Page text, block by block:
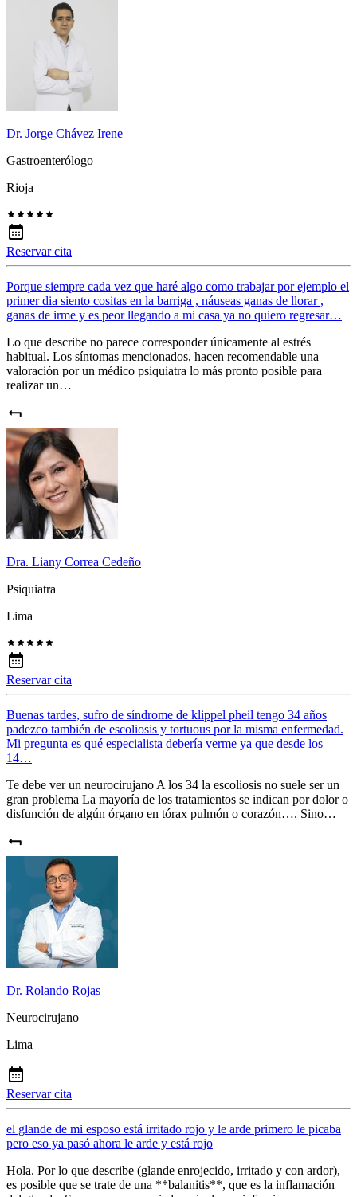
Dr. Jorge Chávez Irene
Gastroenterólogo
Rioja
Reservar cita
Porque siempre cada vez que haré algo como trabajar por ejemplo el
primer dia siento cositas en la barriga , náuseas ganas de llorar ,
ganas de irme y es peor llegando a mi casa ya no quiero regresar…
Lo que describe no parece corresponder únicamente al estrés
habitual. Los síntomas mencionados, hacen recomendable una
valoración por un médico psiquiatra lo más pronto posible para
realizar un…
Dra. Liany Correa Cedeño
Psiquiatra
Lima
Reservar cita
Buenas tardes, sufro de síndrome de klippel pheil tengo 34 años
padezco también de escoliosis y tortuous por la misma enfermedad.
Mi pregunta es qué especialista debería verme ya que desde los
14…
Te debe ver un neurocirujano A los 34 la escoliosis no suele ser un
gran problema La mayoría de los tratamientos se indican por dolor o
disfunción de algún órgano en tórax pulmón o corazón…. Sino…
Dr. Rolando Rojas
Neurocirujano
Lima
Reservar cita
el glande de mi esposo está irritado rojo y le arde primero le picaba
pero eso ya pasó ahora le arde y está rojo
Hola. Por lo que describe (glande enrojecido, irritado y con ardor),
es posible que se trate de una **balanitis**, que es la inflamación